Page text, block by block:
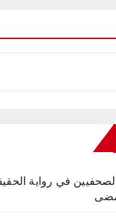
في رواية